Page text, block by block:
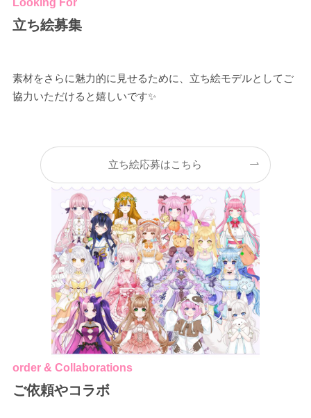
立ち絵募集
素材をさらに魅力的に見せるために、立ち絵モデルとしてご
協力いただけると嬉しいです✨
立ち絵応募はこちら
order & Collaborations
ご依頼やコラボ